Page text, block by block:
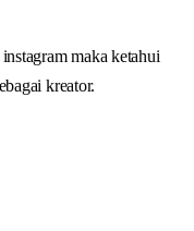
maka ketahui
kreator.